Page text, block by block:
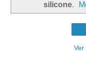
silicone.
Ver